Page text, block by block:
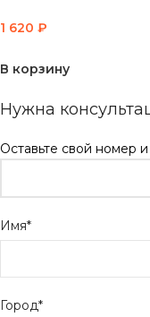
1 620 ₽
В корзину
Нужна
Оставьте свой номер
Имя*
Город*